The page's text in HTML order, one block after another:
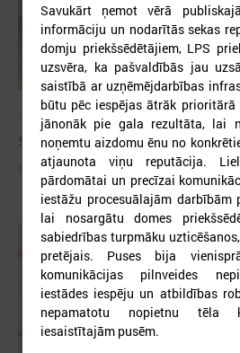
2026. gada 09. jūlijs
Sumināti Latvijas labākie
Sumināti Latvijas labākie tirgotāji
Savukārt ņemot vērā
informāciju un nodarītās sekas
domju priekšsēdētājiem, LPS
uzsvēra, ka pašvaldībās jau
saistībā ar uzņēmējdarbības
būtu pēc iespējas ātrāk
jānonāk pie gala rezultāta, lai
noņemtu aizdomu ēnu no
atjaunota viņu reputācija.
pārdomātai un precīzai
iestāžu procesuālajām darbībām
lai nosargātu domes
sabiedrības turpmāku
pretējais. Puses bija
komunikācijas pilnveides
iestādes iespēju un atbildības
nepamatotu nopietnu tēla
iesaistītajām pusēm.